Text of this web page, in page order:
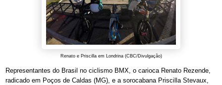
Renato e Priscilla em Londrina (CBC/Divulgação)
Representantes do Brasil no ciclismo BMX, o carioca Renato Rezende,
radicado em Poços de Caldas (MG), e a sorocabana Priscilla Stevaux,